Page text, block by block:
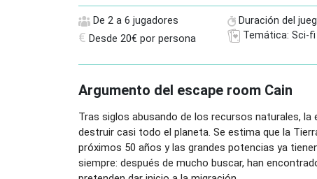
De 2 a 6 jugadores Duración del
€ Desde 20€ por persona Temática: Sci-fi
Argumento del escape room Cain
Tras siglos abusando de los recursos naturales,
destruir casi todo el planeta. Se estima que la
próximos 50 años y las grandes potencias ya
siempre: después de mucho buscar, han